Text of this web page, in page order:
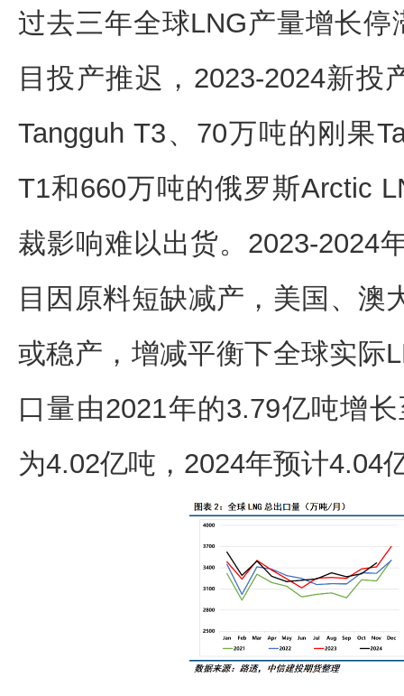
过去三年全球LNG产量增长
目投产推迟，2023-2024新投
Tangguh T3、70万吨的刚果
T1和660万吨的俄罗斯Arctic
裁影响难以出货。2023-2024
目因原料短缺减产，美国、澳
或稳产，增减平衡下全球实际
口量由2021年的3.79亿吨增
为4.02亿吨，2024年预计4.04